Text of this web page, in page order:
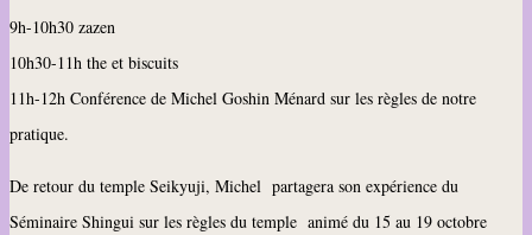
9h-10h30 zazen
10h30-11h the et biscuits
11h-12h Conférence de Michel Goshin Ménard sur les règles de notre
pratique.
De retour du temple Seikyuji, Michel partagera son expérience du
Séminaire Shingui sur les règles du temple animé du 15 au 19 octobre